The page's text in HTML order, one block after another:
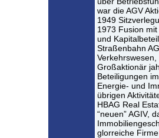
war die AGV
1949
1973 Fusion
und
Straßenbahn
Großaktionär
Beteiligungen
Energie- und
übrigen
HBAG Real
“neuen” AGIV,
glorreiche